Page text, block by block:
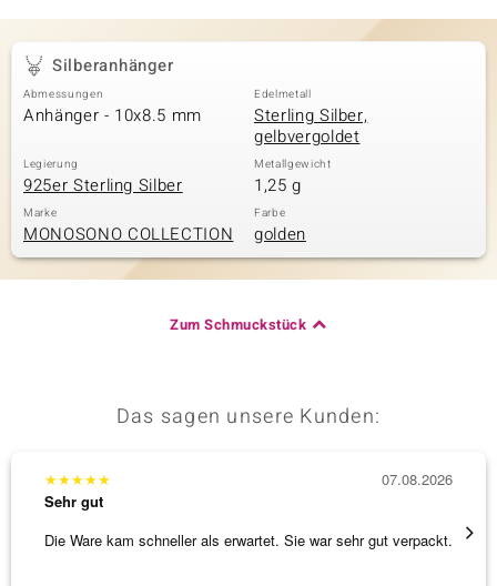
Classics
Silberanhänger
Abmessungen
Anhänger - 10x8.5 mm
Edelmetall
Sterling Silber,
gelbvergoldet
Legierung
925er Sterling Silber
Metallgewicht
1,25 g
Marke
MONOSONO COLLECTION
Farbe
golden
Zum Schmuckstück
Das sagen unsere Kunden:
★★★★★
Sehr gut
Die Ware kam schneller als erwartet. Sie war sehr gut verpackt.
07.08.2026
Eine